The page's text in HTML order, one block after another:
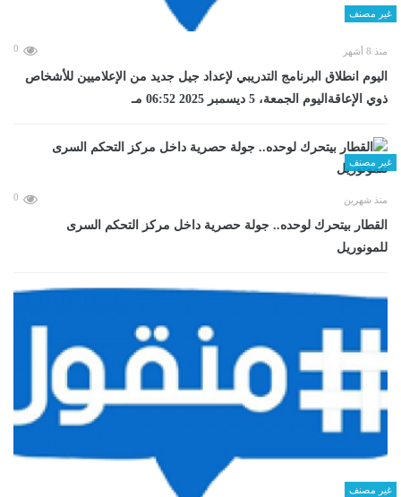
غير مصنف
منذ 8 أشهر 0
اليوم انطلاق البرنامج التدريبي لإعداد جيل جديد من الإعلاميين للأشخاص
ذوي الإعاقةاليوم الجمعة، 5 ديسمبر 2025 06:52 مـ
غير مصنف
منذ شهرين 0
القطار بيتحرك لوحده.. جولة حصرية داخل مركز التحكم السرى
للمونوريل
غير مصنف